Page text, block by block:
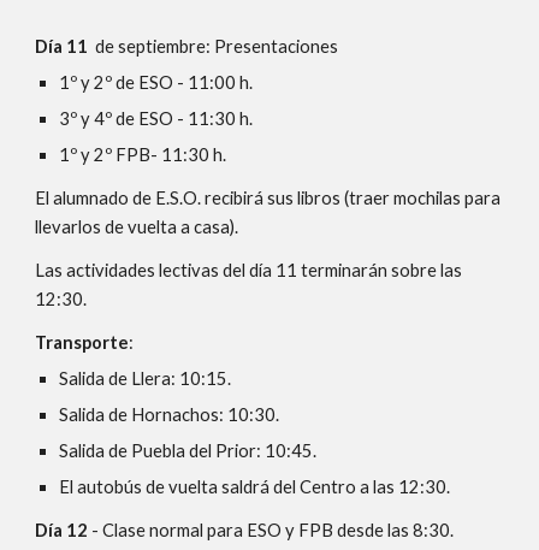
Día 11 de septiembre: Presentaciones
1º y 2º de ESO - 11:00 h.
3º y 4º de ESO - 11:30 h.
1º y 2º FPB- 11:30 h.
El alumnado de E.S.O. recibirá sus libros (traer mochilas para
llevarlos de vuelta a casa).
Las actividades lectivas del día 11 terminarán sobre las
12:30.
Transporte:
Salida de Llera: 10:15.
Salida de Hornachos: 10:30.
Salida de Puebla del Prior: 10:45.
El autobús de vuelta saldrá del Centro a las 12:30.
Día 12 - Clase normal para ESO y FPB desde las 8:30.